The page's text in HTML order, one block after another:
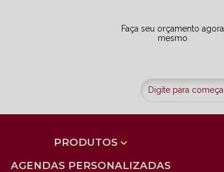
Faça seu orçamento agora
mesmo
PRODUTOS
AGENDAS PERSONALIZADAS